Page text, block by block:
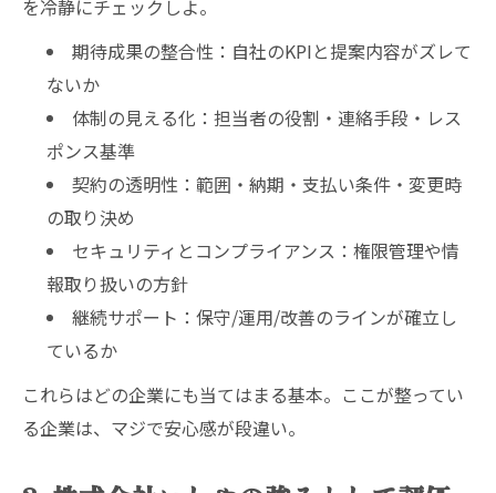
を冷静にチェックしよ。
期待成果の整合性：自社のKPIと提案内容がズレて
ないか
体制の見える化：担当者の役割・連絡手段・レス
ポンス基準
契約の透明性：範囲・納期・支払い条件・変更時
の取り決め
セキュリティとコンプライアンス：権限管理や情
報取り扱いの方針
継続サポート：保守/運用/改善のラインが確立し
ているか
これらはどの企業にも当てはまる基本。ここが整ってい
る企業は、マジで安心感が段違い。